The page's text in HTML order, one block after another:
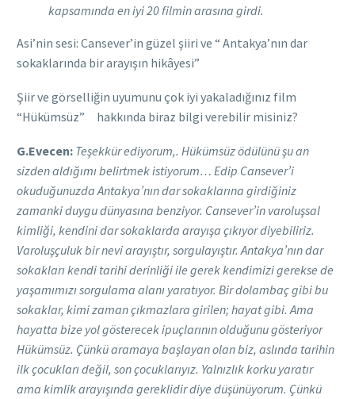
kapsamında en iyi 20 filmin arasına girdi.
Asi’nin sesi: Cansever’in güzel şiiri ve “ Antakya’nın dar
sokaklarında bir arayışın hikâyesi”
Şiir ve görselliğin uyumunu çok iyi yakaladığınız film
“Hükümsüz” hakkında biraz bilgi verebilir misiniz?
G.Evecen: Teşekkür ediyorum,. Hükümsüz ödülünü şu an
sizden aldığımı belirtmek istiyorum… Edip Cansever’i
okuduğunuzda Antakya’nın dar sokaklarına girdiğiniz
zamanki duygu dünyasına benziyor. Cansever’in varoluşsal
kimliği, kendini dar sokaklarda arayışa çıkıyor diyebiliriz.
Varoluşçuluk bir nevi arayıştır, sorgulayıştır. Antakya’nın dar
sokakları kendi tarihi derinliği ile gerek kendimizi gerekse de
yaşamımızı sorgulama alanı yaratıyor. Bir dolambaç gibi bu
sokaklar, kimi zaman çıkmazlara girilen; hayat gibi. Ama
hayatta bize yol gösterecek ipuçlarının olduğunu gösteriyor
Hükümsüz. Çünkü aramaya başlayan olan biz, aslında tarihin
ilk çocukları değil, son çocuklarıyız. Yalnızlık korku yaratır
ama kimlik arayışında gereklidir diye düşünüyorum. Çünkü